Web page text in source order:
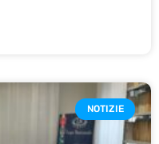
NOTIZIE